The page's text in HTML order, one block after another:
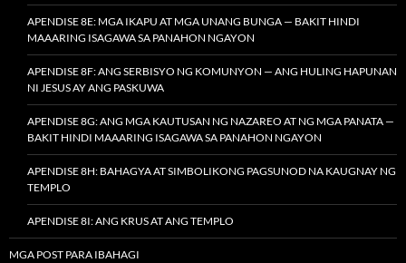
APENDISE 8E: MGA IKAPU AT MGA UNANG BUNGA — BAKIT HINDI
MAAARING ISAGAWA SA PANAHON NGAYON
APENDISE 8F: ANG SERBISYO NG KOMUNYON — ANG HULING HAPUNAN
NI JESUS AY ANG PASKUWA
APENDISE 8G: ANG MGA KAUTUSAN NG NAZAREO AT NG MGA PANATA —
BAKIT HINDI MAAARING ISAGAWA SA PANAHON NGAYON
APENDISE 8H: BAHAGYA AT SIMBOLIKONG PAGSUNOD NA KAUGNAY NG
TEMPLO
APENDISE 8I: ANG KRUS AT ANG TEMPLO
MGA POST PARA IBAHAGI